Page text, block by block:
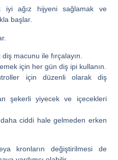
iyi ağız hijyeni sağlamak ve
başlar.
macunu ile fırçalayın.
için her gün diş ipi kullanın.
için düzenli olarak diş
şekerli yiyecek ve içecekleri
ciddi hale gelmeden erken
kronların değiştirilmesi de